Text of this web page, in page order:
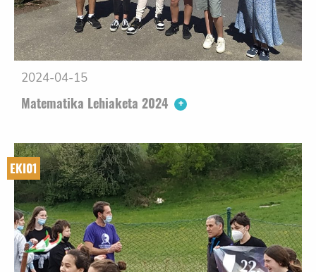
2024-04-15
Matematika Lehiaketa 2024
EKI01